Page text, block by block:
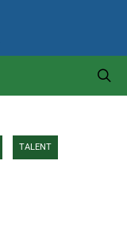
TALENT